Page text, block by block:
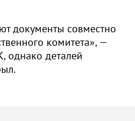
документы совместно
комитета», —
однако деталей